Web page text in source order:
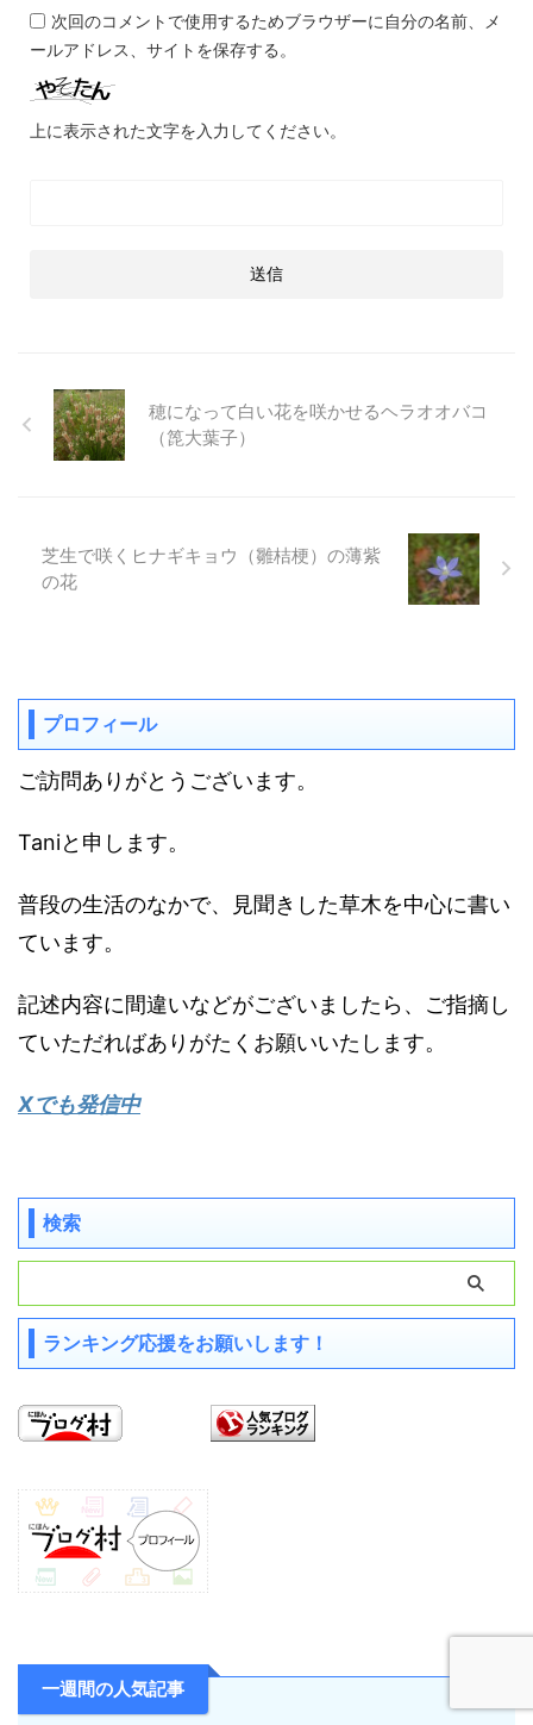
次回のコメントで使用するためブラウザーに自分の名前、メ
ールアドレス、サイトを保存する。
上に表示された文字を入力してください。
穂になって白い花を咲かせるヘラオオバコ
（箆大葉子）
芝生で咲くヒナギキョウ（雛桔梗）の薄紫
の花
プロフィール
ご訪問ありがとうございます。
Taniと申します。
普段の生活のなかで、見聞きした草木を中心に書い
ています。
記述内容に間違いなどがございましたら、ご指摘し
ていただればありがたくお願いいたします。
Xでも発信中
検索
ランキング応援をお願いします！
一週間の人気記事